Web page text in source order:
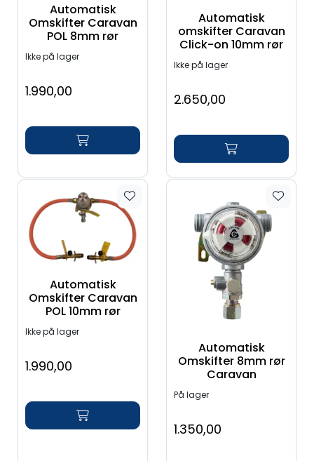
Automatisk
Omskifter Caravan
POL 8mm rør
Ikke på lager
1.990,00
Automatisk
omskifter Caravan
Click-on 10mm rør
Ikke på lager
2.650,00
Automatisk
Omskifter Caravan
POL 10mm rør
Ikke på lager
1.990,00
Automatisk
Omskifter 8mm rør
Caravan
På lager
1.350,00